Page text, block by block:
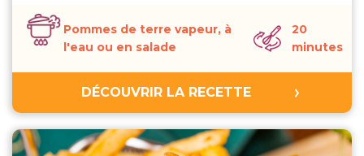
Pommes de terre vapeur, à
l'eau ou en salade
20
minutes
DÉCOUVRIR LA RECETTE